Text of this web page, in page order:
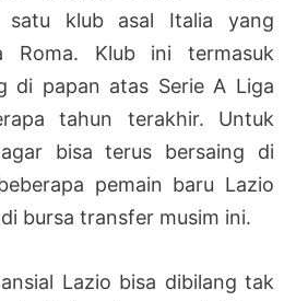
satu klub asal Italia yang
Roma. Klub ini termasuk
di papan atas Serie A Liga
tahun terakhir. Untuk
bisa terus bersaing di
pemain baru Lazio
bursa transfer musim ini.
Lazio bisa dibilang tak